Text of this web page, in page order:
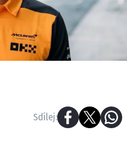
|
Sdílej: